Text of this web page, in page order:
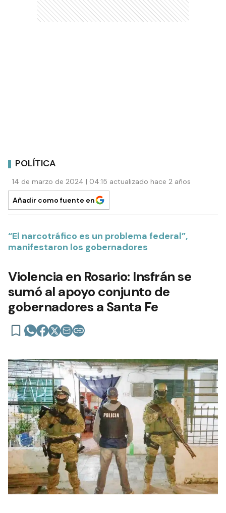
POLÍTICA
14 de marzo de 2024 | 04:15 actualizado hace 2 años
Añadir como fuente en
“El narcotráfico es un problema federal”,
manifestaron los gobernadores
Violencia en Rosario: Insfrán se
sumó al apoyo conjunto de
gobernadores a Santa Fe